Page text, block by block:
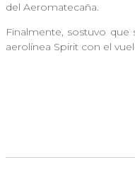
del Aeromatecaña.
Finalmente, sostuvo que
aerolínea Spirit con el